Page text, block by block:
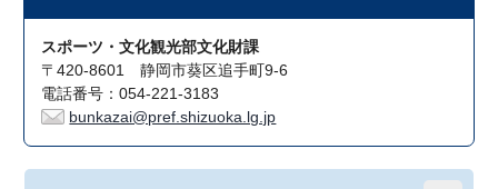
スポーツ・文化観光部文化財課
〒420-8601 静岡市葵区追手町9-6
電話番号：054-221-3183
bunkazai@pref.shizuoka.lg.jp